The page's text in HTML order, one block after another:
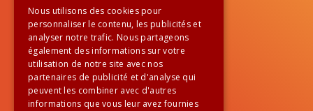
Contactez-nous
 accueil@salsadanse.fr
Nous utilisons des cookies pour
personnaliser le contenu, les publicités et
analyser notre trafic. Nous partageons
également des informations sur votre
utilisation de notre site avec nos
partenaires de publicité et d'analyse qui
peuvent les combiner avec d'autres
informations que vous leur avez fournies